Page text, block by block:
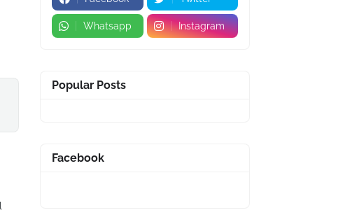
Whatsapp Instagram
Popular Posts
Facebook